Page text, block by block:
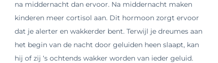
na middernacht dan ervoor. Na middernacht maken
kinderen meer cortisol aan. Dit hormoon zorgt ervoor
dat je alerter en wakkerder bent. Terwijl je dreumes aan
het begin van de nacht door geluiden heen slaapt, kan
hij of zij ‘s ochtends wakker worden van ieder geluid.